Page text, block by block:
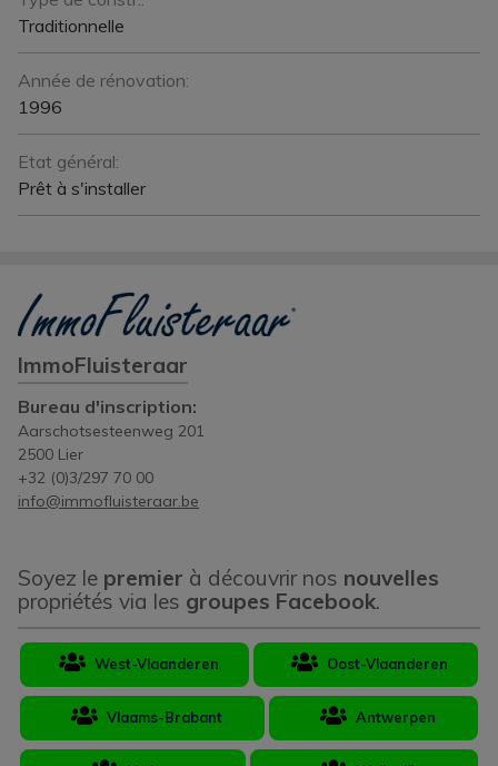
Traditionnelle
Année de rénovation:
1996
Etat général:
Prêt à s'installer
ImmoFluisteraar
Bureau d'inscription:
Aarschotsesteenweg 201
2500 Lier
+32 (0)3/297 70 00
info@immofluisteraar.be
Soyez le premier à découvrir nos nouvelles
propriétés via les groupes Facebook.
West-Vlaanderen Oost-Vlaanderen
Vlaams-Brabant Antwerpen